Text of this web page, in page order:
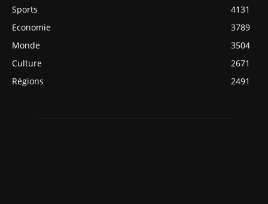
Sports
4131
Economie
3789
Monde
3504
Culture
2671
Régions
2491